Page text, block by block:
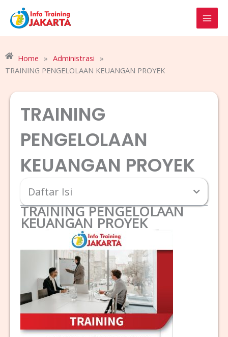
content
Home » Administrasi »
TRAINING PENGELOLAAN KEUANGAN PROYEK
TRAINING
PENGELOLAAN
KEUANGAN PROYEK
Daftar Isi
TRAINING PENGELOLAAN
KEUANGAN PROYEK